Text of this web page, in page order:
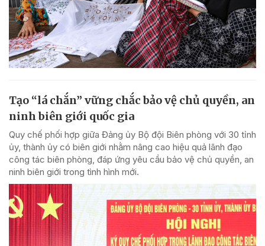
Tạo “lá chắn” vững chắc bảo vệ chủ quyền, an
ninh biên giới quốc gia
Quy chế phối hợp giữa Đảng ủy Bộ đội Biên phòng với 30 tỉnh
ủy, thành ủy có biên giới nhằm nâng cao hiệu quả lãnh đạo
công tác biên phòng, đáp ứng yêu cầu bảo vệ chủ quyền, an
ninh biên giới trong tình hình mới.